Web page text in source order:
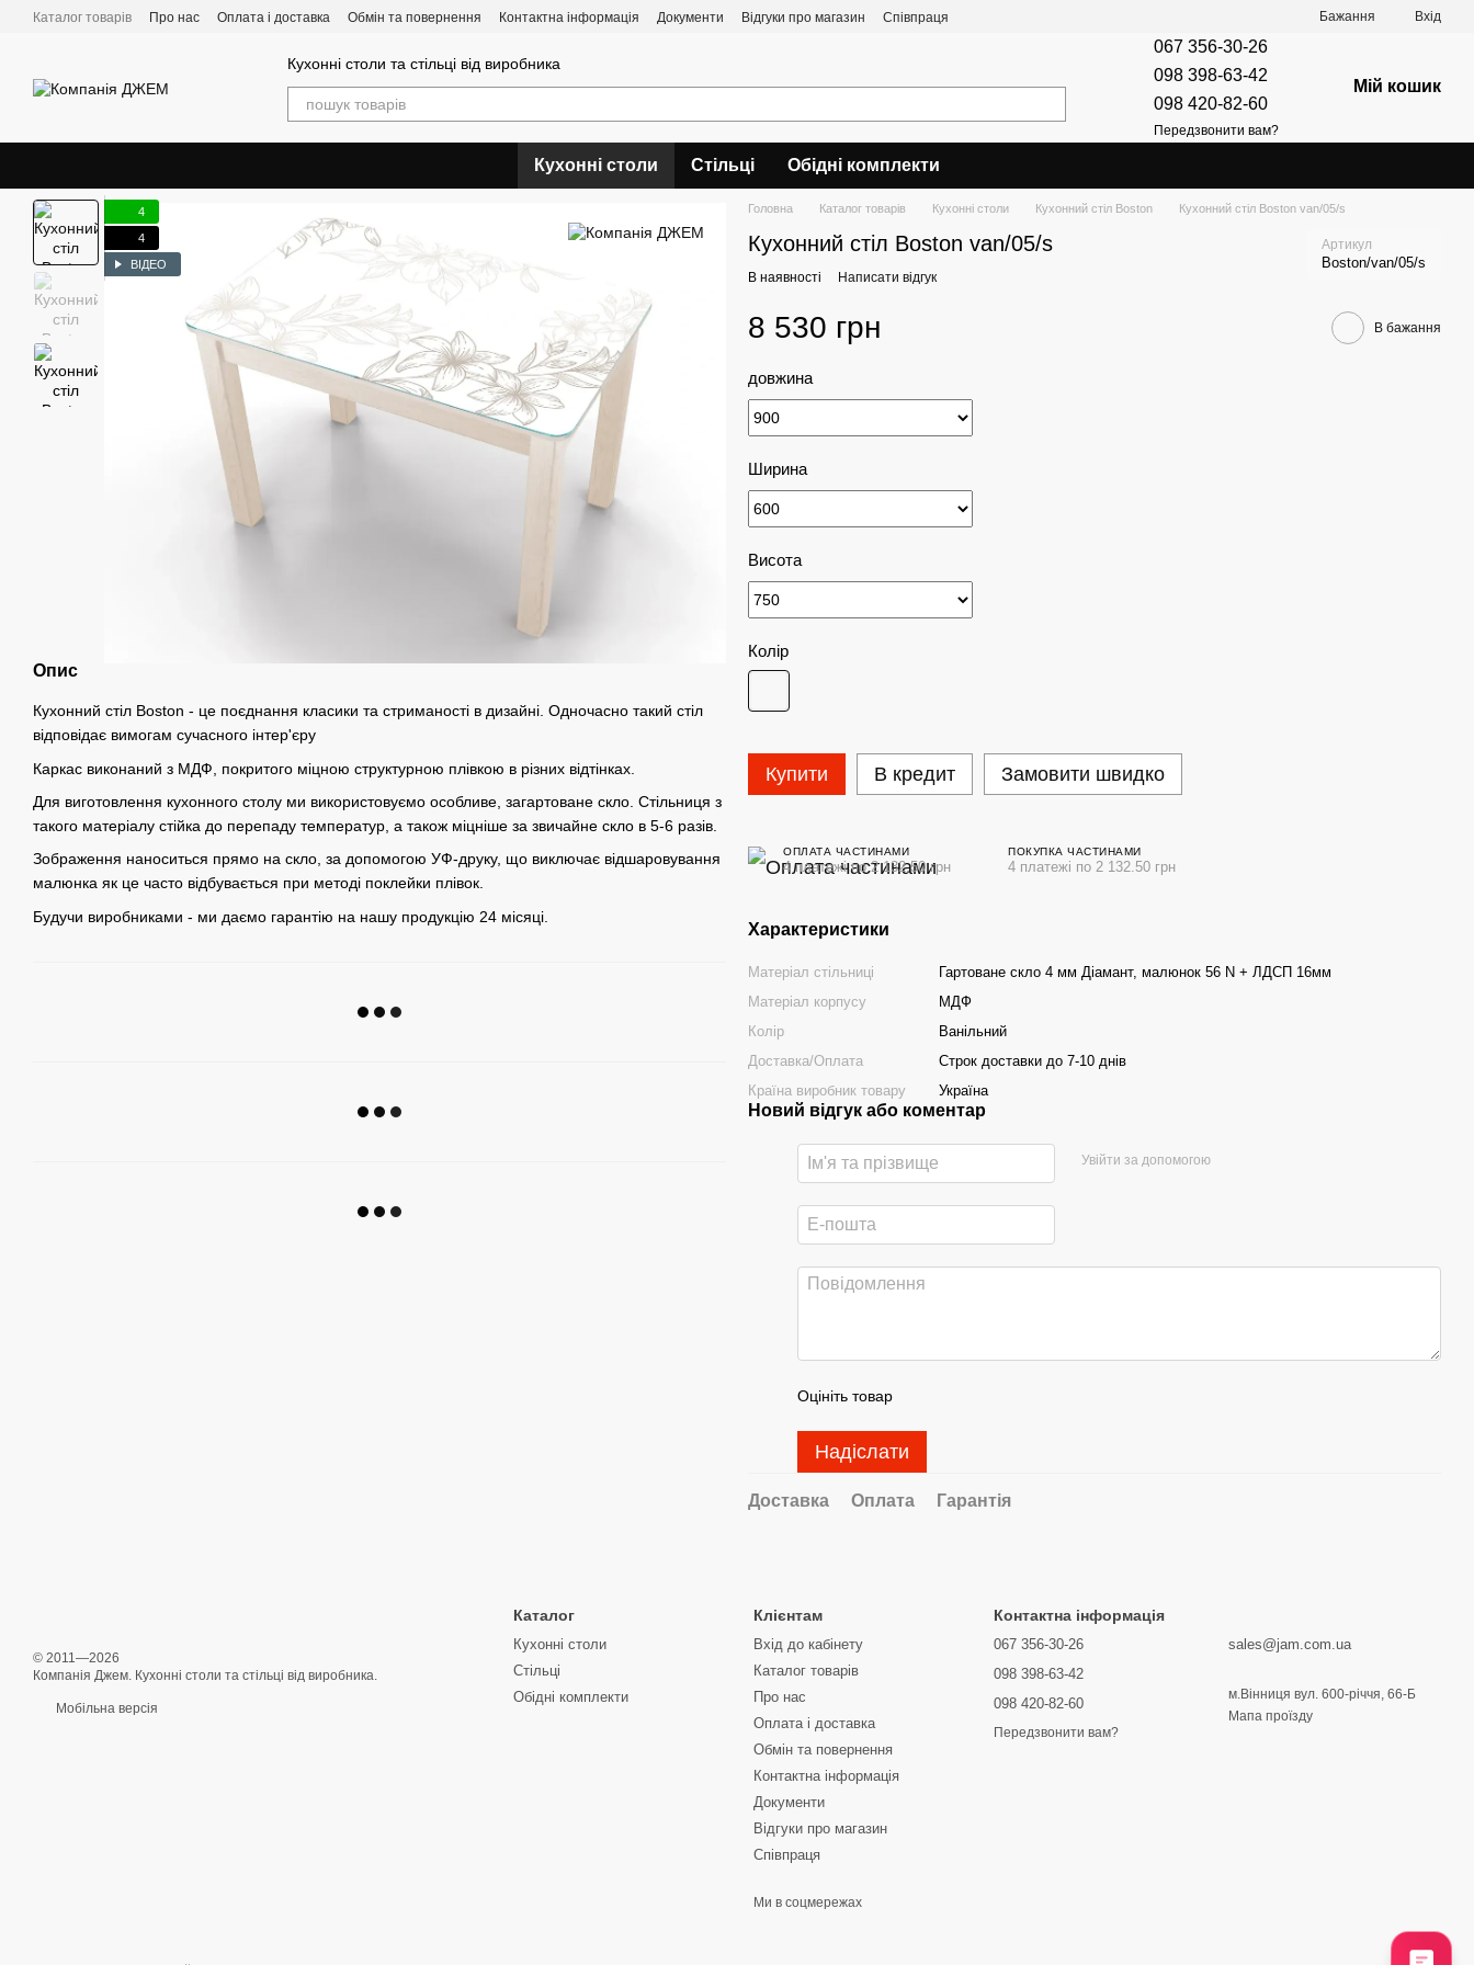
Перейти до основного контенту
Каталог товарів Про нас Оплата і доставка Обмін та повернення Контактна інформація Документи Відгуки про магазин Співпраця Бажання Вхід
Кухонні столи та стільці від виробника
067 356-30-26
098 398-63-42
098 420-82-60
Передзвонити вам?
Мій кошик
Кухонні столи Стільці Обідні комплекти
4
4
ВІДЕО
Опис
Кухонний стіл Boston - це поєднання класики та стриманості в дизайні. Одночасно такий стіл
відповідає вимогам сучасного інтер'єру
Каркас виконаний з МДФ, покритого міцною структурною плівкою в різних відтінках.
Для виготовлення кухонного столу ми використовуємо особливе, загартоване скло. Стільниця з
такого матеріалу стійка до перепаду температур, а також міцніше за звичайне скло в 5-6 разів.
Зображення наноситься прямо на скло, за допомогою УФ-друку, що виключає відшаровування
малюнка як це часто відбувається при методі поклейки плівок.
Будучи виробниками - ми даємо гарантію на нашу продукцію 24 місяці.
Головна Каталог товарів Кухонні столи Кухонний стіл Boston Кухонний стіл Boston van/05/s
Кухонний стіл Boston van/05/s Артикул
Boston/van/05/s
В наявності Написати відгук
8 530 грн В бажання
довжина
Ширина
Висота
Колір
Купити В кредит Замовити швидко
ОПЛАТА ЧАСТИНАМИ
4 платежі по 2 132.50 грн
ПОКУПКА ЧАСТИНАМИ
4 платежі по 2 132.50 грн
Характеристики
Матеріал стільниці
Гартоване скло 4 мм Діамант, малюнок 56 N + ЛДСП 16мм
Матеріал корпусу
МДФ
Колір
Ванільний
Доставка/Оплата
Строк доставки до 7-10 днів
Країна виробник товару
Україна
Новий відгук або коментар
Увійти за допомогою
Оцініть товар
Надіслати
Доставка Оплата Гарантія
© 2011—2026
Компанія Джем. Кухонні столи та стільці від виробника.
Мобільна версія
Каталог
Кухонні столи
Стільці
Обідні комплекти
Клієнтам
Вхід до кабінету
Каталог товарів
Про нас
Оплата і доставка
Обмін та повернення
Контактна інформація
Документи
Відгуки про магазин
Співпраця
Ми в соцмережах
Контактна інформація
067 356-30-26
098 398-63-42
098 420-82-60
Передзвонити вам?
sales@jam.com.ua
м.Вінниця вул. 600-річчя, 66-Б
Мапа проїзду